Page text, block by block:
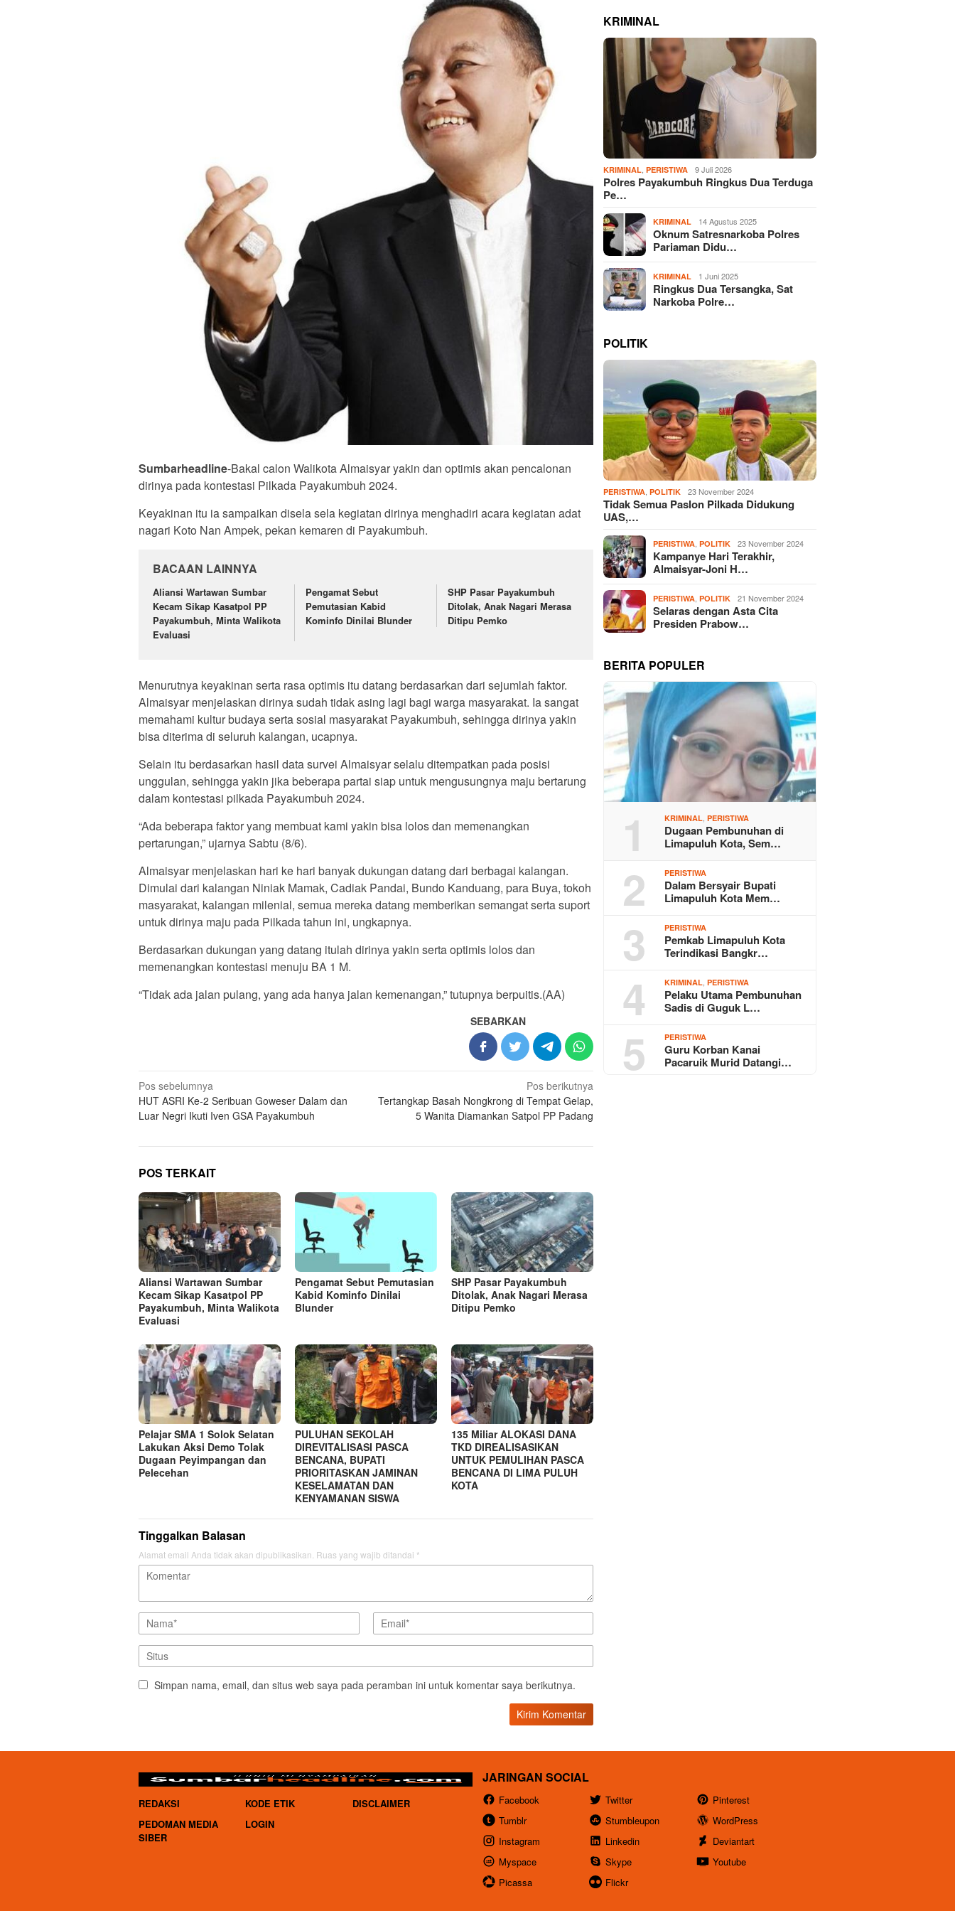
Sumbarheadline-Bakal calon Walikota Almaisyar yakin dan optimis akan pencalonan
dirinya pada kontestasi Pilkada Payakumbuh 2024.
Keyakinan itu ia sampaikan disela sela kegiatan dirinya menghadiri acara kegiatan adat
nagari Koto Nan Ampek, pekan kemaren di Payakumbuh.
BACAAN LAINNYA
Aliansi Wartawan Sumbar
Kecam Sikap Kasatpol PP
Payakumbuh, Minta Walikota
Evaluasi
Pengamat Sebut
Pemutasian Kabid
Kominfo Dinilai Blunder
SHP Pasar Payakumbuh
Ditolak, Anak Nagari Merasa
Ditipu Pemko
Menurutnya keyakinan serta rasa optimis itu datang berdasarkan dari sejumlah faktor.
Almaisyar menjelaskan dirinya sudah tidak asing lagi bagi warga masyarakat. Ia sangat
memahami kultur budaya serta sosial masyarakat Payakumbuh, sehingga dirinya yakin
bisa diterima di seluruh kalangan, ucapnya.
Selain itu berdasarkan hasil data survei Almaisyar selalu ditempatkan pada posisi
unggulan, sehingga yakin jika beberapa partai siap untuk mengusungnya maju bertarung
dalam kontestasi pilkada Payakumbuh 2024.
“Ada beberapa faktor yang membuat kami yakin bisa lolos dan memenangkan
pertarungan,” ujarnya Sabtu (8/6).
Almaisyar menjelaskan hari ke hari banyak dukungan datang dari berbagai kalangan.
Dimulai dari kalangan Niniak Mamak, Cadiak Pandai, Bundo Kanduang, para Buya, tokoh
masyarakat, kalangan milenial, semua mereka datang memberikan semangat serta suport
untuk dirinya maju pada Pilkada tahun ini, ungkapnya.
Berdasarkan dukungan yang datang itulah dirinya yakin serta optimis lolos dan
memenangkan kontestasi menuju BA 1 M.
“Tidak ada jalan pulang, yang ada hanya jalan kemenangan,” tutupnya berpuitis.(AA)
SEBARKAN
Navigasi
pos
Pos sebelumnya
HUT ASRI Ke-2 Seribuan Goweser Dalam dan
Luar Negri Ikuti Iven GSA Payakumbuh
Pos berikutnya
Tertangkap Basah Nongkrong di Tempat Gelap,
5 Wanita Diamankan Satpol PP Padang
POS TERKAIT
Aliansi Wartawan Sumbar
Kecam Sikap Kasatpol PP
Payakumbuh, Minta Walikota
Evaluasi
Pengamat Sebut Pemutasian
Kabid Kominfo Dinilai
Blunder
SHP Pasar Payakumbuh
Ditolak, Anak Nagari Merasa
Ditipu Pemko
Pelajar SMA 1 Solok Selatan
Lakukan Aksi Demo Tolak
Dugaan Peyimpangan dan
Pelecehan
PULUHAN SEKOLAH
DIREVITALISASI PASCA
BENCANA, BUPATI
PRIORITASKAN JAMINAN
KESELAMATAN DAN
KENYAMANAN SISWA
135 Miliar ALOKASI DANA
TKD DIREALISASIKAN
UNTUK PEMULIHAN PASCA
BENCANA DI LIMA PULUH
KOTA
Tinggalkan Balasan
Alamat email Anda tidak akan dipublikasikan. Ruas yang wajib ditandai *
Simpan nama, email, dan situs web saya pada peramban ini untuk komentar saya berikutnya.
KRIMINAL
KRIMINAL ,PERISTIWA 9 Juli 2026
Polres Payakumbuh Ringkus Dua Terduga
Pe…
KRIMINAL 14 Agustus 2025
Oknum Satresnarkoba Polres
Pariaman Didu…
KRIMINAL 1 Juni 2025
Ringkus Dua Tersangka, Sat
Narkoba Polre…
POLITIK
PERISTIWA ,POLITIK 23 November 2024
Tidak Semua Paslon Pilkada Didukung
UAS,…
PERISTIWA ,POLITIK 23 November 2024
Kampanye Hari Terakhir,
Almaisyar-Joni H…
PERISTIWA ,POLITIK 21 November 2024
Selaras dengan Asta Cita
Presiden Prabow…
BERITA POPULER
1 KRIMINAL,PERISTIWA
Dugaan Pembunuhan di
Limapuluh Kota, Sem…
2 PERISTIWA
Dalam Bersyair Bupati
Limapuluh Kota Mem…
3 PERISTIWA
Pemkab Limapuluh Kota
Terindikasi Bangkr…
4 KRIMINAL,PERISTIWA
Pelaku Utama Pembunuhan
Sadis di Guguk L…
5 PERISTIWA
Guru Korban Kanai
Pacaruik Murid Datangi…
REDAKSI KODE ETIK
DISCLAIMER
PEDOMAN MEDIA
SIBER
LOGIN
JARINGAN SOCIAL
Facebook Twitter
Pinterest
Tumblr
Stumbleupon
WordPress
Instagram
Linkedin
Deviantart
Myspace
Skype
Youtube
Picassa
Flickr